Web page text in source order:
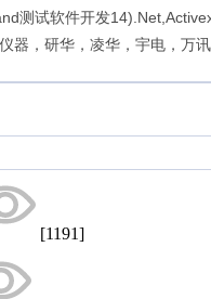
测试软件开发
器，研华，凌华，宇电，
[1191]